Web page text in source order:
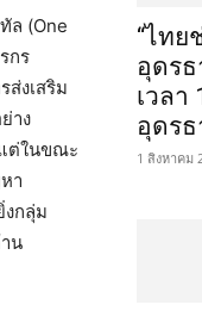
ล (One
กร
ส่งเสริม
าง
ต่ในขณะ
า
กลุ่ม
น
“ไทย
อุดรธ
เวลา
อุดรธ
1 สิงหาคม